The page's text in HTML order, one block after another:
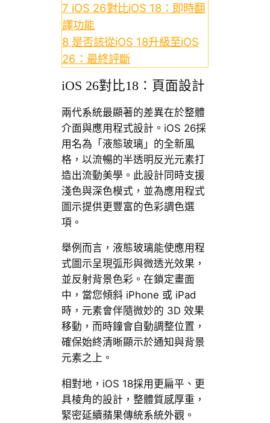
7 iOS 26對比iOS 18：即時翻
譯功能
8 是否該從iOS 18升級至iOS
26：最終評斷
iOS 26對比18：頁面設計
兩代系統最顯著的差異在於整體
介面與應用程式設計。iOS 26採
用名為「液態玻璃」的全新風
格，以流暢的半透明反光元素打
造出流動美學。此設計同時支援
淺色與深色模式，並為應用程式
圖示提供更豐富的色彩調色選
項。
舉例而言，液態玻璃能使應用程
式圖示呈現弧形與微透光效果，
並反射背景色彩。在鎖定畫面
中，當您傾斜 iPhone 或 iPad
時，元素會伴隨微妙的 3D 效果
移動，而時鐘會自動調整位置，
確保始終清晰顯示於通知與背景
元素之上。
相對地，iOS 18採用更扁平、更
具棱角的設計，整體質感厚重，
緊密延續蘋果傳統系統外觀。